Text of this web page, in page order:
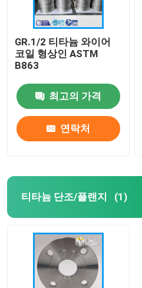
GR.1/2 티타늄 와이어
코일 형상인 ASTM
B863
최고의 가격
연락처
티타늄 단조/플랜지 (1)